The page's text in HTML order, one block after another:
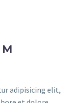
adipisicing elit,